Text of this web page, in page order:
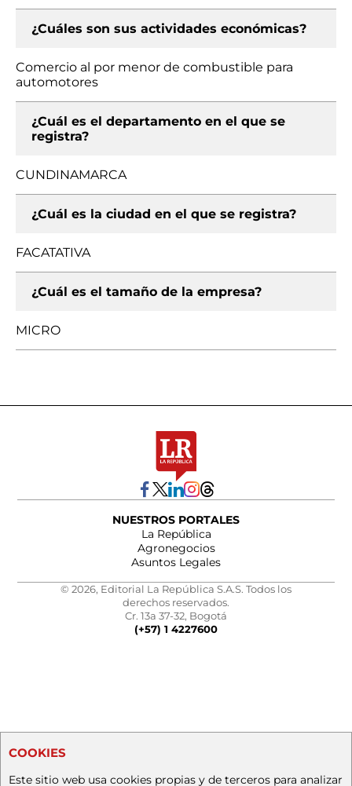
¿Cuáles son sus actividades económicas?
Comercio al por menor de combustible para
automotores
¿Cuál es el departamento en el que se
registra?
CUNDINAMARCA
¿Cuál es la ciudad en el que se registra?
FACATATIVA
¿Cuál es el tamaño de la empresa?
MICRO
NUESTROS PORTALES
La República
Agronegocios
Asuntos Legales
© 2026, Editorial La República S.A.S. Todos los
derechos reservados.
Cr. 13a 37-32, Bogotá
(+57) 1 4227600
COOKIES
Este sitio web usa cookies propias y de terceros para analizar